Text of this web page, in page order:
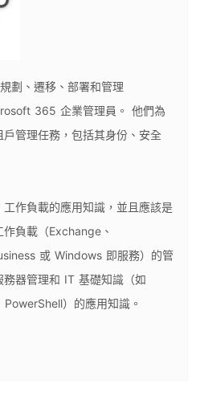
劃、遷移、部署和管理
365 企業管理員。 他們為
管理任務，包括其身份、安全
作負載的應用知識，並且應該是
負載（Exchange、
或 Windows 即服務）的管
器管理和 IT 基礎知識（如
）的應用知識。